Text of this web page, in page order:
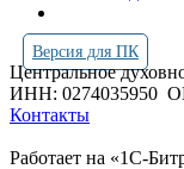
Версия для ПК
Центральное
ИНН: 0274035950
Контакты
Работает на «1С-